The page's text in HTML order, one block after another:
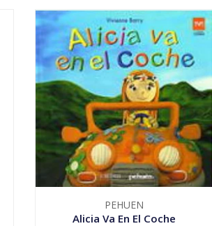
PEHUEN
Alicia Va En El Coche